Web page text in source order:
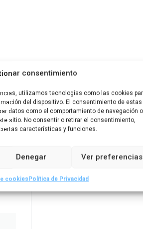
consentimiento
utilizamos tecnologías como las cookies
del dispositivo. El consentimiento de estas
datos como el comportamiento de navegación o
sitio. No consentir o retirar el consentimiento,
características y funciones.
Denegar Ver preferencias
cookiesPolítica de Privacidad